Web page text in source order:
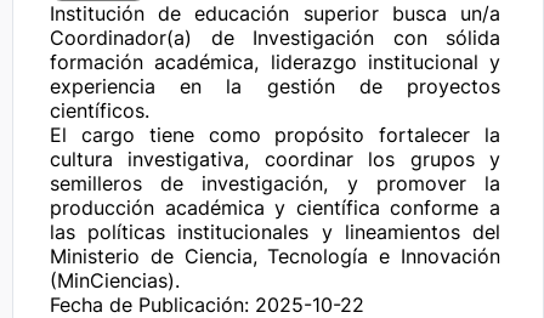
Institución de educación superior busca un/a
Coordinador(a) de Investigación con sólida
formación académica, liderazgo institucional y
experiencia en la gestión de proyectos
científicos.
El cargo tiene como propósito fortalecer la
cultura investigativa, coordinar los grupos y
semilleros de investigación, y promover la
producción académica y científica conforme a
las políticas institucionales y lineamientos del
Ministerio de Ciencia, Tecnología e Innovación
(MinCiencias).
Fecha de Publicación: 2025-10-22